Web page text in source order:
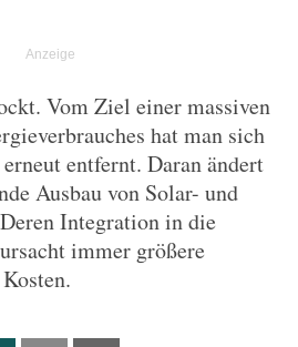
Vom Ziel einer massiven
hat man sich
entfernt. Daran ändert
Ausbau von Solar- und
Integration in die
immer größere